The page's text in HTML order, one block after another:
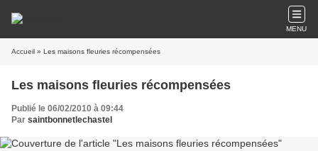
MENU
Accueil » Les maisons fleuries récompensées
Les maisons fleuries récompensées
Publié le 06/02/2010 à 09:44
Par saintbonnetlechastel